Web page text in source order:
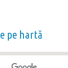
pe hartă